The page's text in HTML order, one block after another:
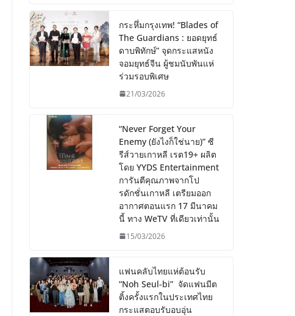
กระหึ่มกรุงเทพ! “Blades of
The Guardians : ยอดยุทธ์
ดาบพิทักษ์” จุดกระแสหนัง
จอมยุทธ์จีน ผู้ชมนับพันแห่
ร่วมรอบพิเศษ
21/03/2026
“Never Forget Your
Enemy (ยังไงก็ใช่นาย)” ซี
รีส์วายเกาหลี เรต19+ ผลิต
โดย YYDS Entertainment
การันตีคุณภาพจากโป
รดักชั่นเกาหลี เตรียมออก
อากาศตอนแรก 17 มีนาคม
นี้ ทาง WeTV ที่เดียวเท่านั้น
15/03/2026
แฟนคลับไทยแห่ต้อนรับ
“Noh Seul-bi” จัดแฟนมีต
ติ้งครั้งแรกในประเทศไทย
กระแสตอบรับอบอุ่น